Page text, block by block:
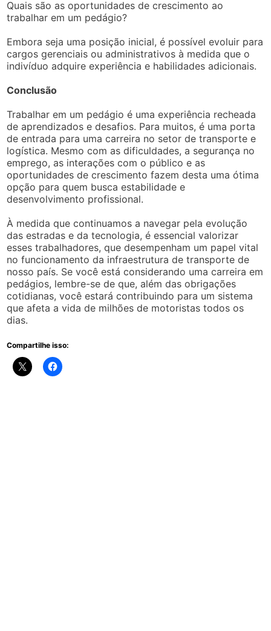
Quais são as oportunidades de crescimento ao
trabalhar em um pedágio?
Embora seja uma posição inicial, é possível evoluir para
cargos gerenciais ou administrativos à medida que o
indivíduo adquire experiência e habilidades adicionais.
Conclusão
Trabalhar em um pedágio é uma experiência recheada
de aprendizados e desafios. Para muitos, é uma porta
de entrada para uma carreira no setor de transporte e
logística. Mesmo com as dificuldades, a segurança no
emprego, as interações com o público e as
oportunidades de crescimento fazem desta uma ótima
opção para quem busca estabilidade e
desenvolvimento profissional.
À medida que continuamos a navegar pela evolução
das estradas e da tecnologia, é essencial valorizar
esses trabalhadores, que desempenham um papel vital
no funcionamento da infraestrutura de transporte de
nosso país. Se você está considerando uma carreira em
pedágios, lembre-se de que, além das obrigações
cotidianas, você estará contribuindo para um sistema
que afeta a vida de milhões de motoristas todos os
dias.
Compartilhe isso: